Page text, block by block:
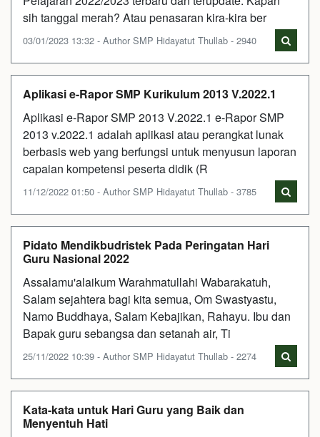
sih tanggal merah? Atau penasaran kira-kira ber
03/01/2023 13:32 - Author SMP Hidayatut Thullab - 2940
Aplikasi e-Rapor SMP Kurikulum 2013 V.2022.1
Aplikasi e-Rapor SMP 2013 V.2022.1 e-Rapor SMP
2013 v.2022.1 adalah aplikasi atau perangkat lunak
berbasis web yang berfungsi untuk menyusun laporan
capaian kompetensi peserta didik (R
11/12/2022 01:50 - Author SMP Hidayatut Thullab - 3785
Pidato Mendikbudristek Pada Peringatan Hari
Guru Nasional 2022
Assalamu'alaikum Warahmatullahi Wabarakatuh,
Salam sejahtera bagi kita semua, Om Swastyastu,
Namo Buddhaya, Salam Kebajikan, Rahayu. Ibu dan
Bapak guru sebangsa dan setanah air, Ti
25/11/2022 10:39 - Author SMP Hidayatut Thullab - 2274
Kata-kata untuk Hari Guru yang Baik dan
Menyentuh Hati